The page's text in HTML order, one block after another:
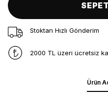
Stoktan Hızlı Gönderim
2000 TL üzeri ücretsiz
Ürün